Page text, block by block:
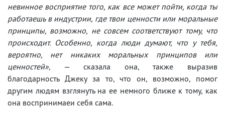
невинное восприятие того, как все может пойти, когда ты
работаешь в индустрии, где твои ценности или моральные
принципы, возможно, не совсем соответствуют тому, что
происходит. Особенно, когда люди думают, что у тебя,
вероятно, нет никаких моральных принципов или
ценностей», — сказала она, также выразив
благодарность Джеку за то, что он, возможно, помог
другим людям взглянуть на ее немного ближе к тому, как
она воспринимаеи себя сама.